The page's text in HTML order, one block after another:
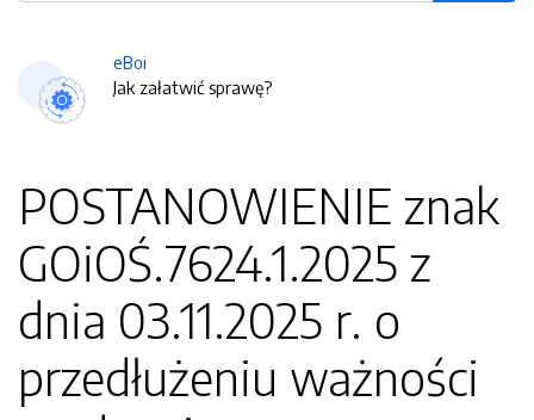
eBoi
Jak załatwić sprawę?
POSTANOWIENIE znak
GOiOŚ.7624.1.2025 z
dnia 03.11.2025 r. o
przedłużeniu ważności